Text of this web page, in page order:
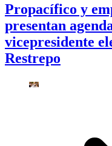
Propacífico y
presentan
vicepresidente
Restrepo